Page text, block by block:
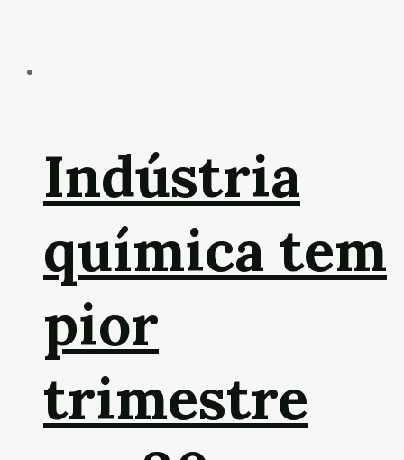
Indústria
química tem
pior
trimestre